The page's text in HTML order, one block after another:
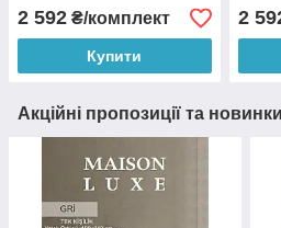
2 592 ₴/комплект
Купити
2
Акційні пропозиції та новинки